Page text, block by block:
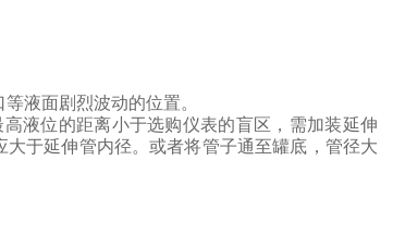
液面剧烈波动的位置。
高液位的距离小于选购仪表的盲区，需加装延伸
大于延伸管内径。或者将管子通至罐底，管径大